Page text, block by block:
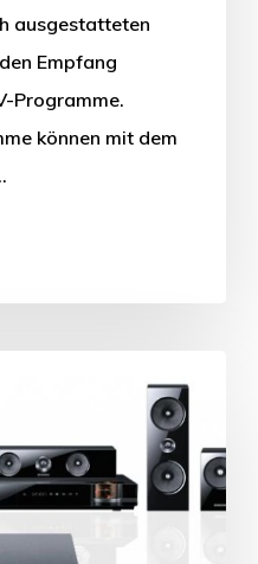
ausgestatteten
Empfang
Programme.
können mit dem